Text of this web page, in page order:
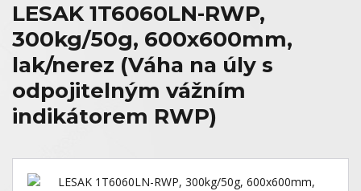
LESAK 1T6060LN-RWP,
300kg/50g, 600x600mm,
lak/nerez (Váha na úly s
odpojitelným vážním
indikátorem RWP)